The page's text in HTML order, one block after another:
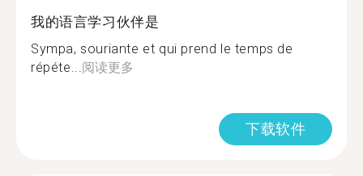
我的语言学习伙伴是
Sympa, souriante et qui prend le temps de
répéte...阅读更多
下载软件